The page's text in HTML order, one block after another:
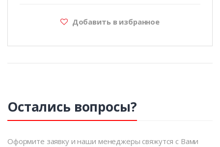
Добавить в избранное
Остались вопросы?
Оформите заявку и наши менеджеры свяжутся с Вами